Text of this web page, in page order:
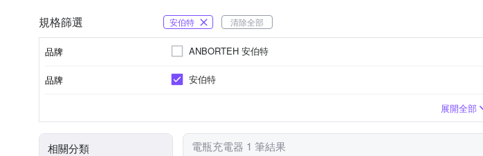
規格篩選 安伯特 清除全部
品牌 ANBORTEH 安伯特
品牌 安伯特
展開全部
相關分類 電瓶充電器 1 筆結果